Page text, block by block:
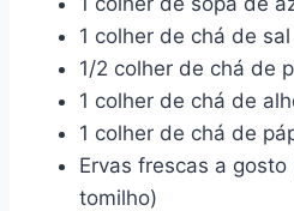
1 colher de chá de sal
1/2 colher de chá de
1 colher de chá de
1 colher de chá de
Ervas frescas a
tomilho)